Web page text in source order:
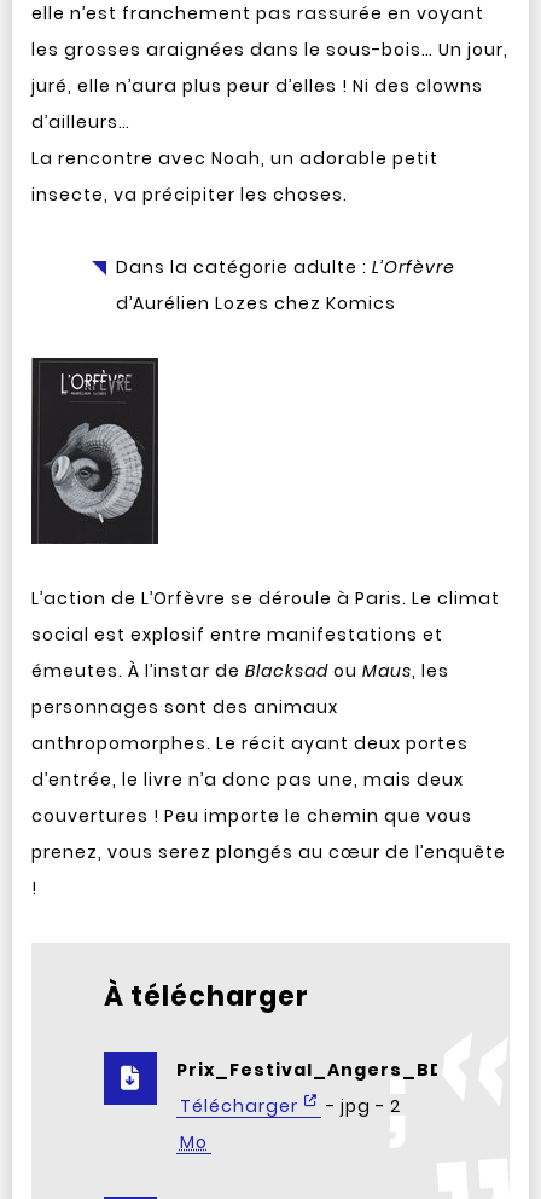
elle n’est franchement pas rassurée en voyant
les grosses araignées dans le sous-bois… Un jour,
juré, elle n’aura plus peur d’elles ! Ni des clowns
d’ailleurs…
La rencontre avec Noah, un adorable petit
insecte, va précipiter les choses.
Dans la catégorie adulte : L’Orfèvre
d’Aurélien Lozes chez Komics
L’action de L’Orfèvre se déroule à Paris. Le climat
social est explosif entre manifestations et
émeutes. À l’instar de Blacksad ou Maus, les
personnages sont des animaux
anthropomorphes. Le récit ayant deux portes
d’entrée, le livre n’a donc pas une, mais deux
couvertures ! Peu importe le chemin que vous
prenez, vous serez plongés au cœur de l’enquête
!
À télécharger
Télécharger
- jpg - 2
Mo